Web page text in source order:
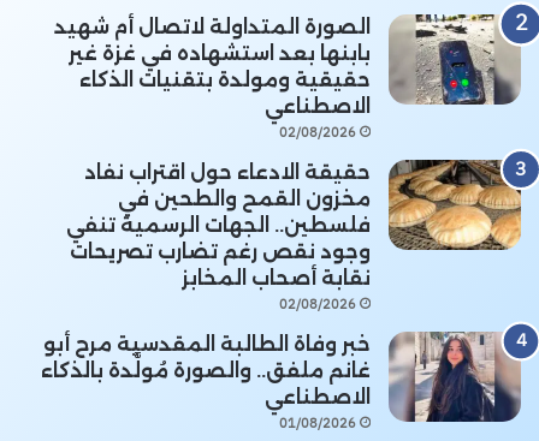
الصورة المتداولة لاتصال أم شهيد
بابنها بعد استشهاده في غزة غير
حقيقية ومولدة بتقنيات الذكاء
الاصطناعي
02/08/2026
حقيقة الادعاء حول اقتراب نفاد
مخزون القمح والطحين في
فلسطين.. الجهات الرسمية تنفي
وجود نقص رغم تضارب تصريحات
نقابة أصحاب المخابز
02/08/2026
خبر وفاة الطالبة المقدسية مرح أبو
غانم ملفق.. والصورة مُولَّدة بالذكاء
الاصطناعي
01/08/2026